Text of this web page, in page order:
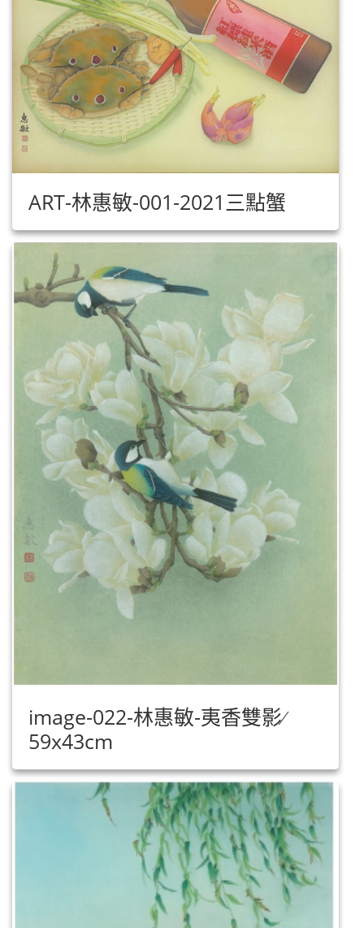
ART-林惠敏-001-2021三點蟹
image-022-林惠敏-夷香雙影∕
59x43cm